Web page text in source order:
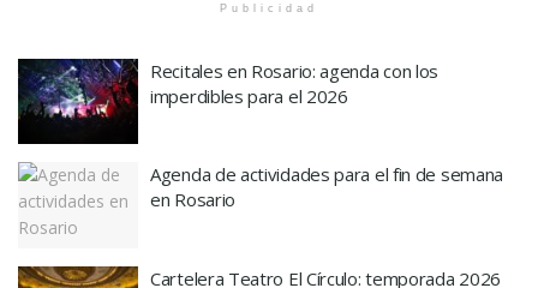
Publicidad
Recitales en Rosario: agenda con los
imperdibles para el 2026
Agenda de actividades para el fin de semana
en Rosario
Cartelera Teatro El Círculo: temporada 2026